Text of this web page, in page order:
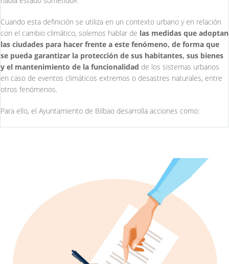
Cuando esta definición se utiliza en un contexto urbano y en relación
con el cambio climático, solemos hablar de las medidas que adoptan
las ciudades para hacer frente a este fenómeno, de forma que
se pueda garantizar la protección de sus habitantes, sus bienes
y el mantenimiento de la funcionalidad de los sistemas urbanos
en caso de eventos climáticos extremos o desastres naturales, entre
otros fenómenos.
Para ello, el Ayuntamiento de Bilbao desarrolla acciones como: